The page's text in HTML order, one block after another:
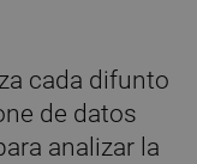
cada difunto
de datos
analizar la